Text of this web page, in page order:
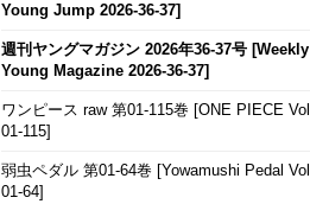
Young Jump 2026-36-37]
週刊ヤングマガジン 2026年36-37号 [Weekly
Young Magazine 2026-36-37]
ワンピース raw 第01-115巻 [ONE PIECE Vol
01-115]
弱虫ペダル 第01-64巻 [Yowamushi Pedal Vol
01-64]